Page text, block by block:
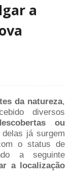
a
da natureza,
diversos
ou
já surgem
o status de
a seguinte
a localização